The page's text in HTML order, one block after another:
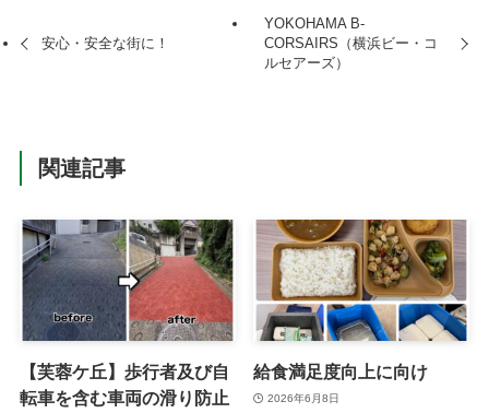
安心・安全な街に！
YOKOHAMA B-
CORSAIRS（横浜ビー・コ
ルセアーズ）
関連記事
【芙蓉ケ丘】歩行者及び自
転車を含む車両の滑り防止
給食満足度向上に向け
2026年6月8日